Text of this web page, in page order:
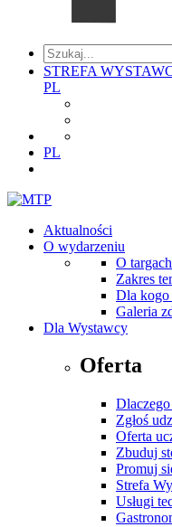
STREFA
PL
PL
Aktualności
O wydarzeniu
O targach
Zakres
Dla kogo
Galeria
Dla Wystawcy
Oferta
Zgłoś
Oferta
Zbuduj
Promuj
Strefa
Usługi